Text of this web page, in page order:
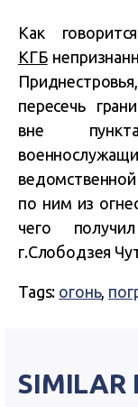
Как
КГБ
пересечь
вне
по ним из
чего
г.Слободзея
Tags: огонь,
SIMILAR